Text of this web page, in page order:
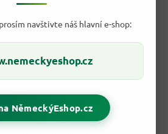
navštivte náš hlavní e-shop:
NěmeckýEshop.cz